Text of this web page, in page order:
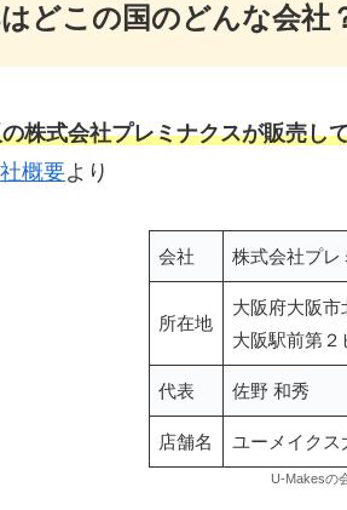
どこの国のどんな会社
株式会社プレミナクスが販売し
概要より
会社 株式会社プレ
所在地
大阪府大阪市
大阪駅前第２
代表 佐野 和秀
店舗名 ユーメイクス
U-Makesの